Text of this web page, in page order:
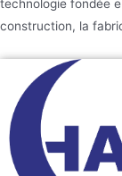
technologie fondée
construction, la
contenu